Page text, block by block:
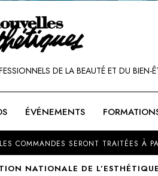
DE LA BEAUTÉ ET DU BIEN-
ÉVÉNEMENTS
COMMANDES SERONT TRAITÉES À
NATIONALE DE